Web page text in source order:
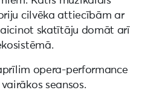
cilvēka attiecībām ar
skatītāju domāt arī
opera-performance
seansos.